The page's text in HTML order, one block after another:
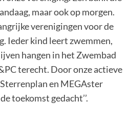
maar ook op morgen.
verenigingen voor de
Ieder kind leert zwemmen,
hangen in het Zwembad
terecht. Door onze actieve
en MEGAster
toekomst gedacht’’.